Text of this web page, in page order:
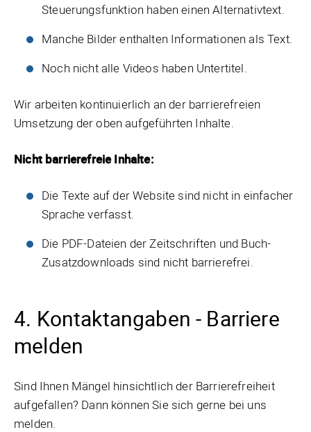
Steuerungsfunktion haben einen Alternativtext.
Manche Bilder enthalten Informationen als Text.
Noch nicht alle Videos haben Untertitel.
Wir arbeiten kontinuierlich an der barrierefreien
Umsetzung der oben aufgeführten Inhalte.
Nicht barrierefreie Inhalte:
Die Texte auf der Website sind nicht in einfacher
Sprache verfasst.
Die PDF-Dateien der Zeitschriften und Buch-
Zusatzdownloads sind nicht barrierefrei.
4. Kontaktangaben - Barriere
melden
Sind Ihnen Mängel hinsichtlich der Barrierefreiheit
aufgefallen? Dann können Sie sich gerne bei uns
melden.